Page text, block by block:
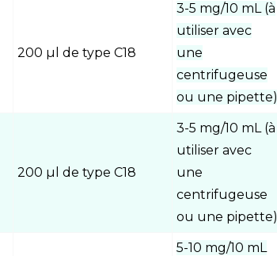
200 µl de type C18
3-5 mg/10 mL (à
utiliser avec
une
centrifugeuse
ou une pipette)
200 µl de type C18
3-5 mg/10 mL (à
utiliser avec
une
centrifugeuse
ou une pipette)
5-10 mg/10 mL